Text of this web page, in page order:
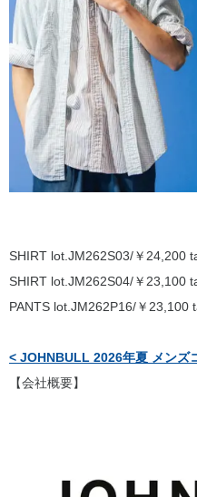
SHIRT lot.JM262S03/￥24,200
SHIRT lot.JM262S04/￥23,100
PANTS lot.JM262P16/￥23,100
< JOHNBULL 2026年夏 メンズ
【会社概要】